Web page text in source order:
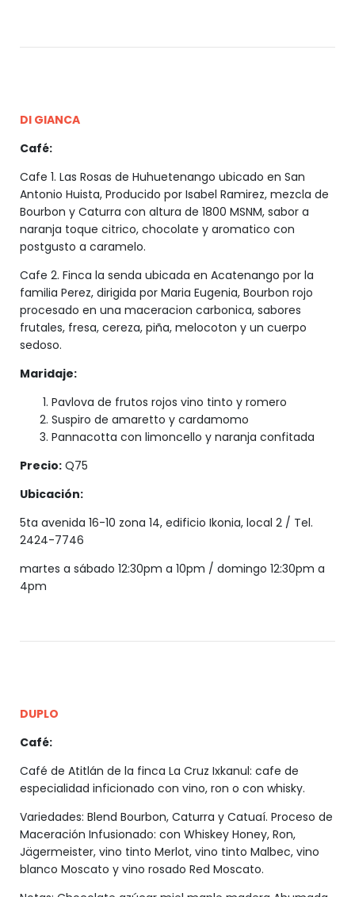
DI GIANCA
Café:
Cafe 1. Las Rosas de Huhuetenango ubicado en San
Antonio Huista, Producido por Isabel Ramirez, mezcla de
Bourbon y Caturra con altura de 1800 MSNM, sabor a
naranja toque citrico, chocolate y aromatico con
postgusto a caramelo.
Cafe 2. Finca la senda ubicada en Acatenango por la
familia Perez, dirigida por Maria Eugenia, Bourbon rojo
procesado en una maceracion carbonica, sabores
frutales, fresa, cereza, piña, melocoton y un cuerpo
sedoso.
Maridaje:
Pavlova de frutos rojos vino tinto y romero
Suspiro de amaretto y cardamomo
Pannacotta con limoncello y naranja confitada
Precio: Q75
Ubicación:
5ta avenida 16-10 zona 14, edificio Ikonia, local 2 / Tel.
2424-7746
martes a sábado 12:30pm a 10pm / domingo 12:30pm a
4pm
DUPLO
Café:
Café de Atitlán de la finca La Cruz Ixkanul: cafe de
especialidad inficionado con vino, ron o con whisky.
Variedades: Blend Bourbon, Caturra y Catuaí. Proceso de
Maceración Infusionado: con Whiskey Honey, Ron,
Jägermeister, vino tinto Merlot, vino tinto Malbec, vino
blanco Moscato y vino rosado Red Moscato.